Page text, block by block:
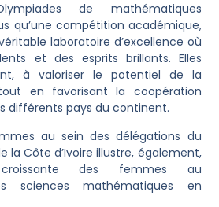
de mathématiques
qu’une compétition académique,
laboratoire d’excellence où
et des esprits brillants. Elles
à valoriser le potentiel de la
en favorisant la coopération
différents pays du continent.
au sein des délégations du
la Côte d’Ivoire illustre, également,
des femmes au
sciences mathématiques en